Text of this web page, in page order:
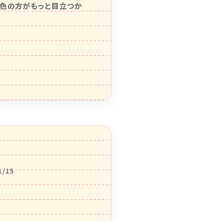
の方がもっと目立つか
15